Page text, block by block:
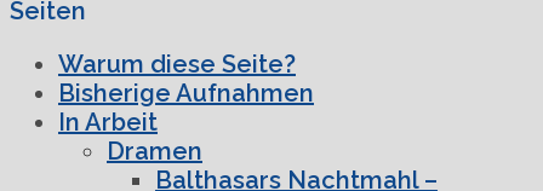
Seiten
Warum diese Seite?
Bisherige Aufnahmen
In Arbeit
Dramen
Balthasars Nachtmahl –